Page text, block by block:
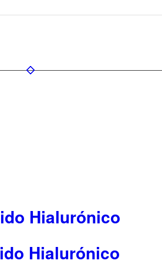
Hialurónico
Hialurónico